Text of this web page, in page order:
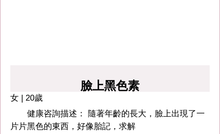
臉上黑色素
女 | 20歲
健康咨詢描述： 隨著年齡的長大，臉上出現了一
片片黑色的東西，好像胎記，求解